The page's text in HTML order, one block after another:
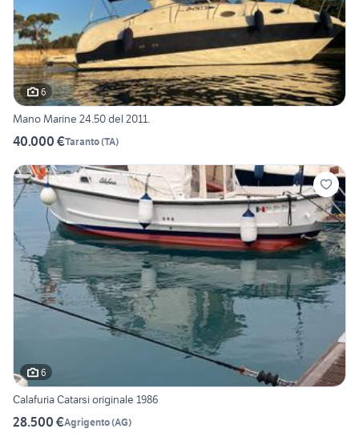
6
Mano Marine 24.50 del 2011.
40.000 €Taranto(TA)
6
Calafuria Catarsi originale 1986
28.500 €Agrigento(AG)